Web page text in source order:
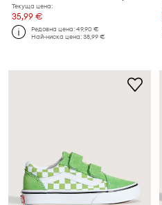
Текуща цена:
35,99 €
Редовна цена:49,90 €
Най-ниска цена:38,99 €